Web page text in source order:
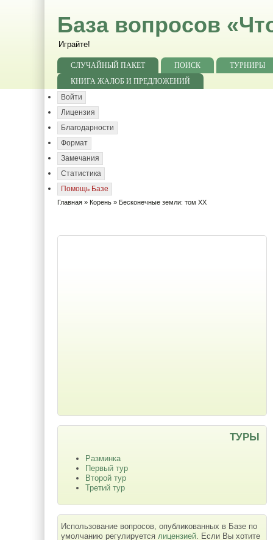
База вопросов
Играйте!
СЛУЧАЙНЫЙ ПАКЕТ ПОИСК
ТУРНИРЫ
КНИГА ЖАЛОБ И ПРЕДЛОЖЕНИЙ
Войти
Лицензия
Благодарности
Формат
Замечания
Статистика
Помощь Базе
Главная » Корень » Бесконечные земли: том XX
ТУРЫ
Разминка
Первый тур
Второй тур
Третий тур
Использование вопросов, опубликованных в Базе по
умолчанию регулируется лицензией. Если Вы хотите